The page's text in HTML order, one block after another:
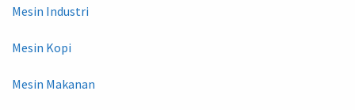
Mesin Industri
Mesin Kopi
Mesin Makanan